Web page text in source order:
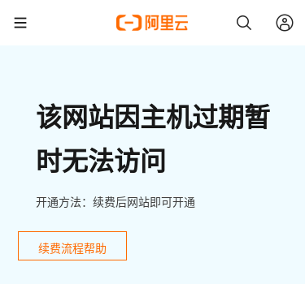
该网站因主机过期暂
时无法访问
开通方法：续费后网站即可开通
续费流程帮助